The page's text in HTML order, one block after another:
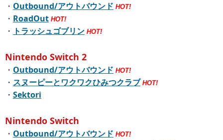
・ Outbound/アウトバウンド HOT!
・ RoadOut HOT!
・ トラッシュゴブリン HOT!
Nintendo Switch 2
・ Outbound/アウトバウンド HOT!
・ スヌーピーとワクワクひみつクラブ HOT!
・ Sektori
Nintendo Switch
・ Outbound/アウトバウンド HOT!